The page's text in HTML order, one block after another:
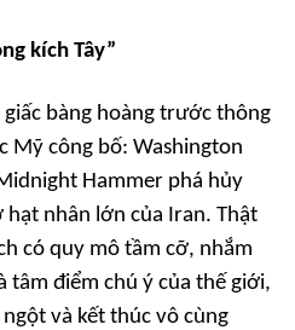
kích Tây”
bàng hoàng trước thông
công bố: Washington
Hammer phá hủy
hạt nhân lớn của Iran. Thật
có quy mô tầm cỡ, nhắm
tâm điểm chú ý của thế giới,
và kết thúc vô cùng